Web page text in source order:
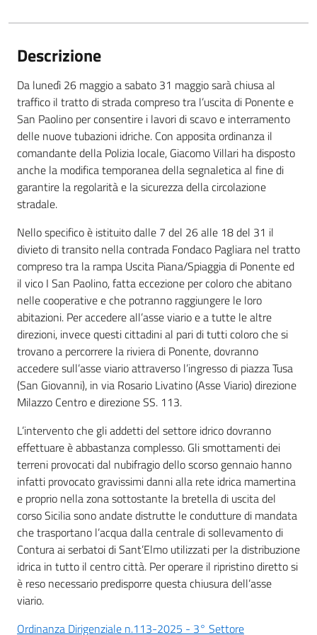
Descrizione
Da lunedì 26 maggio a sabato 31 maggio sarà chiusa al
traffico il tratto di strada compreso tra l’uscita di Ponente e
San Paolino per consentire i lavori di scavo e interramento
delle nuove tubazioni idriche. Con apposita ordinanza il
comandante della Polizia locale, Giacomo Villari ha disposto
anche la modifica temporanea della segnaletica al fine di
garantire la regolarità e la sicurezza della circolazione
stradale.
Nello specifico è istituito dalle 7 del 26 alle 18 del 31 il
divieto di transito nella contrada Fondaco Pagliara nel tratto
compreso tra la rampa Uscita Piana/Spiaggia di Ponente ed
il vico I San Paolino, fatta eccezione per coloro che abitano
nelle cooperative e che potranno raggiungere le loro
abitazioni. Per accedere all’asse viario e a tutte le altre
direzioni, invece questi cittadini al pari di tutti coloro che si
trovano a percorrere la riviera di Ponente, dovranno
accedere sull’asse viario attraverso l’ingresso di piazza Tusa
(San Giovanni), in via Rosario Livatino (Asse Viario) direzione
Milazzo Centro e direzione SS. 113.
L’intervento che gli addetti del settore idrico dovranno
effettuare è abbastanza complesso. Gli smottamenti dei
terreni provocati dal nubifragio dello scorso gennaio hanno
infatti provocato gravissimi danni alla rete idrica mamertina
e proprio nella zona sottostante la bretella di uscita del
corso Sicilia sono andate distrutte le condutture di mandata
che trasportano l’acqua dalla centrale di sollevamento di
Contura ai serbatoi di Sant’Elmo utilizzati per la distribuzione
idrica in tutto il centro città. Per operare il ripristino diretto si
è reso necessario predisporre questa chiusura dell’asse
viario.
Ordinanza Dirigenziale n.113-2025 - 3° Settore